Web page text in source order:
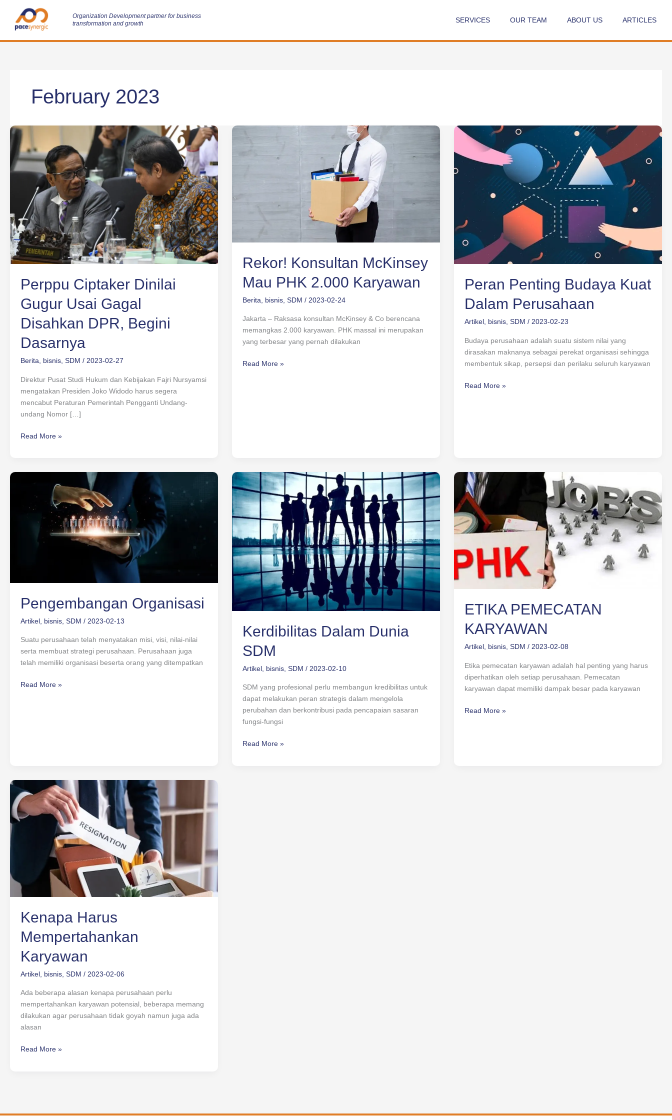
content
Organization Development partner for business
transformation and growth
SERVICES OUR TEAM ABOUT US ARTICLES
February 2023
Perppu Ciptaker Dinilai
Gugur Usai Gagal
Disahkan DPR, Begini
Dasarnya
Berita, bisnis, SDM / 2023-02-27
Direktur Pusat Studi Hukum dan Kebijakan Fajri Nursyamsi
mengatakan Presiden Joko Widodo harus segera
mencabut Peraturan Pemerintah Pengganti Undang-
undang Nomor […]
Perppu
Ciptaker
Dinilai
Gugur
Gagal
Disahkan
DPR,
Begini
Dasarnya
Read More »
Rekor! Konsultan McKinsey
Mau PHK 2.000 Karyawan
Berita bisnis, SDM / 2023-02-24
Jakarta – Raksasa konsultan McKinsey & Co berencana
memangkas 2.000 karyawan. PHK massal ini merupakan
yang terbesar yang pernah dilakukan
McKinsey
Read More »
Peran Penting Budaya Kuat
Dalam Perusahaan
Artikel, bisnis, SDM / 2023-02-23
Budaya perusahaan adalah suatu sistem nilai yang
dirasakan maknanya sebagai perekat organisasi sehingga
membentuk sikap, persepsi dan perilaku seluruh karyawan
Peran
Penting
Budaya
Perusahaan
Read More »
Pengembangan Organisasi
Artikel bisnis SDM / 2023-02-13
Suatu perusahaan telah menyatakan misi, visi, nilai-nilai
serta membuat strategi perusahaan. Perusahaan juga
telah memiliki organisasi beserta orang yang ditempatkan
Organisasi
Read More »
Kerdibilitas Dalam Dunia
SDM
Artikel, bisnis, SDM / 2023-02-10
SDM yang profesional perlu membangun kredibilitas untuk
dapat melakukan peran strategis dalam mengelola
perubahan dan berkontribusi pada pencapaian sasaran
fungsi-fungsi
Kerdibilitas
Dalam
Dunia
Read More »
ETIKA PEMECATAN
KARYAWAN
Artikel, bisnis, SDM / 2023-02-08
Etika pemecatan karyawan adalah hal penting yang harus
diperhatikan oleh setiap perusahaan. Pemecatan
karyawan dapat memiliki dampak besar pada karyawan
ETIKA
PEMECATAN
KARYAWAN
Read More »
Kenapa Harus
Mempertahankan
Karyawan
Artikel bisnis SDM / 2023-02-06
Ada beberapa alasan kenapa perusahaan perlu
mempertahankan karyawan potensial, beberapa memang
dilakukan agar perusahaan tidak goyah namun juga ada
alasan
Harus
Mempertahankan
Karyawan
Read More »